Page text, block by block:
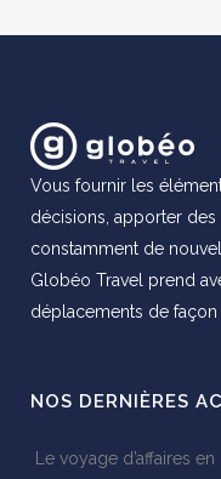
Vous fournir les
décisions, apporter
constamment de
Globéo Travel prend
déplacements de façon
NOS DERNIÈRES
Le voyage d’affaires